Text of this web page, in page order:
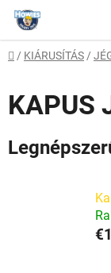
Ugrás
fő
tartalomhoz
Kezdőlap
/ KIÁRUSÍTÁS /
KAPUS